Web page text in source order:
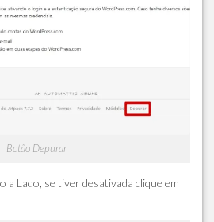
Botão Depurar
a Lado, se tiver desativada clique em